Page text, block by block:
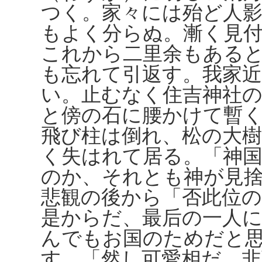
つく。家々には殆ど人
もよく分らぬ。漸く見
これから二里余もある
も忘れて引返す。我家
い。止むなく住吉神社
と傍の石に腰かけて暫
飛び柱は倒れ、松の大
く失はれて居る。「神
のか、それとも神が見
悲観の後から「否此位
是からだ、最后の一人
んでもお国のためだと